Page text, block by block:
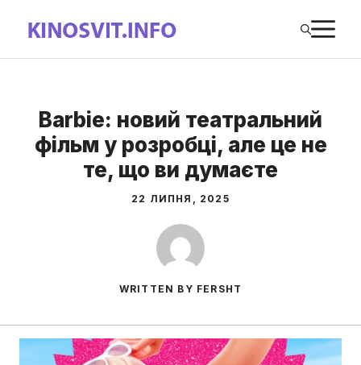
вмісту
Barbie: новий театральний
фільм у розробці, але це не
те, що ви думаєте
22 ЛИПНЯ, 2025
WRITTEN BY FERSHT